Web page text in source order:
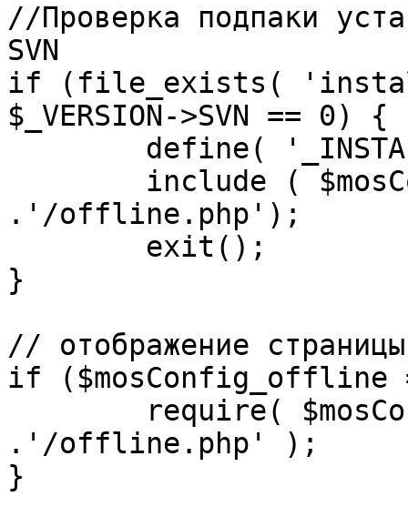
//Проверка подпаки
SVN
if (file_exists(
$_VERSION->SVN == 0) {
.'/offline.php');
}
// отображение
if ($mosConfig_offline
.'/offline.php' );
}